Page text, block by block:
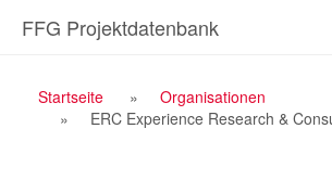
InhaltFFG Projektdatenbank
Breadcrumb
Navigation
Startseite
Organisationen
ERC Experience Research &